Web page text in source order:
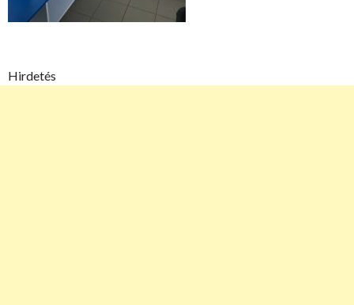
Hirdetés